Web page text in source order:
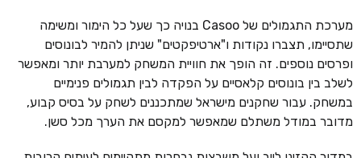
מערכת התגמולים של Casoo בנויה כך שעל כל הימור ומשימה
שתסיימו, תצברו נקודות ו"ארטיפקטים" שניתן להמיר לבונוסים
ופרסים נוספים. זה הופך את חוויית המשחק למערבת יותר ומאפשר
לשלב בין בונוסים קלאסיים על הפקדה לבין תגמולים פנימיים
במשחק. עבור שחקנים מישראל שמתכננים לשחק על בסיס קבוע,
מדובר במודל משתלם שמאפשר למקסם את הערך מכל סשן.